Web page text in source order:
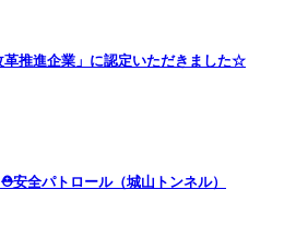
革推進企業」に認定いただきました☆
⛑安全パトロール（城山トンネル）